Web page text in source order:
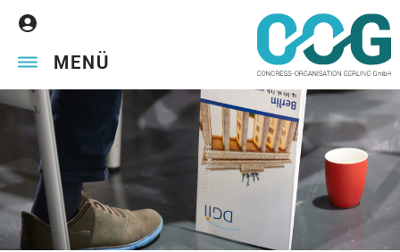
MENÜ